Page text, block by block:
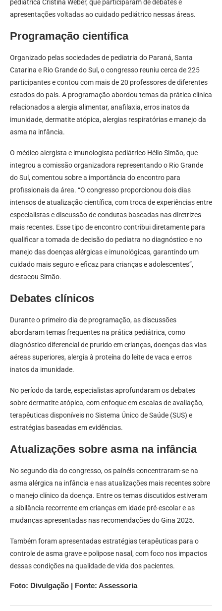
pediátrica Cristina Weber, que participaram de debates e
apresentações voltadas ao cuidado pediátrico nessas áreas.
Programação científica
Organizado pelas sociedades de pediatria do Paraná, Santa
Catarina e Rio Grande do Sul, o congresso reuniu cerca de 225
participantes e contou com mais de 20 professores de diferentes
estados do país. A programação abordou temas da prática clínica
relacionados a alergia alimentar, anafilaxia, erros inatos da
imunidade, dermatite atópica, alergias respiratórias e manejo da
asma na infância.
O médico alergista e imunologista pediátrico Hélio Simão, que
integrou a comissão organizadora representando o Rio Grande
do Sul, comentou sobre a importância do encontro para
profissionais da área. “O congresso proporcionou dois dias
intensos de atualização científica, com troca de experiências entre
especialistas e discussão de condutas baseadas nas diretrizes
mais recentes. Esse tipo de encontro contribui diretamente para
qualificar a tomada de decisão do pediatra no diagnóstico e no
manejo das doenças alérgicas e imunológicas, garantindo um
cuidado mais seguro e eficaz para crianças e adolescentes”,
destacou Simão.
Debates clínicos
Durante o primeiro dia de programação, as discussões
abordaram temas frequentes na prática pediátrica, como
diagnóstico diferencial de prurido em crianças, doenças das vias
aéreas superiores, alergia à proteína do leite de vaca e erros
inatos da imunidade.
No período da tarde, especialistas aprofundaram os debates
sobre dermatite atópica, com enfoque em escalas de avaliação,
terapêuticas disponíveis no Sistema Único de Saúde (SUS) e
estratégias baseadas em evidências.
Atualizações sobre asma na infância
No segundo dia do congresso, os painéis concentraram-se na
asma alérgica na infância e nas atualizações mais recentes sobre
o manejo clínico da doença. Entre os temas discutidos estiveram
a sibilância recorrente em crianças em idade pré-escolar e as
mudanças apresentadas nas recomendações do Gina 2025.
Também foram apresentadas estratégias terapêuticas para o
controle de asma grave e polipose nasal, com foco nos impactos
dessas condições na qualidade de vida dos pacientes.
Foto: Divulgação | Fonte: Assessoria